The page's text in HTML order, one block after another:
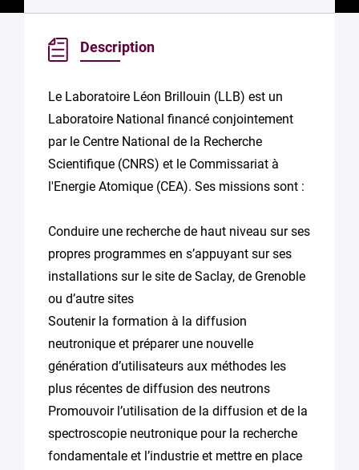
Description
Le Laboratoire Léon Brillouin (LLB) est un
Laboratoire National financé conjointement
par le Centre National de la Recherche
Scientifique (CNRS) et le Commissariat à
l'Energie Atomique (CEA). Ses missions sont :
Conduire une recherche de haut niveau sur ses
propres programmes en s’appuyant sur ses
installations sur le site de Saclay, de Grenoble
ou d’autre sites
Soutenir la formation à la diffusion
neutronique et préparer une nouvelle
génération d’utilisateurs aux méthodes les
plus récentes de diffusion des neutrons
Promouvoir l’utilisation de la diffusion et de la
spectroscopie neutronique pour la recherche
fondamentale et l’industrie et mettre en place